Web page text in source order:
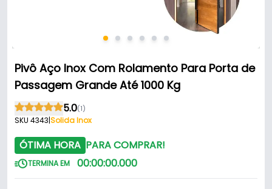
Pivô Aço Inox Com Rolamento Para Porta de
Passagem Grande Até 1000 Kg
5.0(1)
SKU 4343|Solida Inox
ÓTIMA HORA PARA COMPRAR!
TERMINA EM 00:00:00.000